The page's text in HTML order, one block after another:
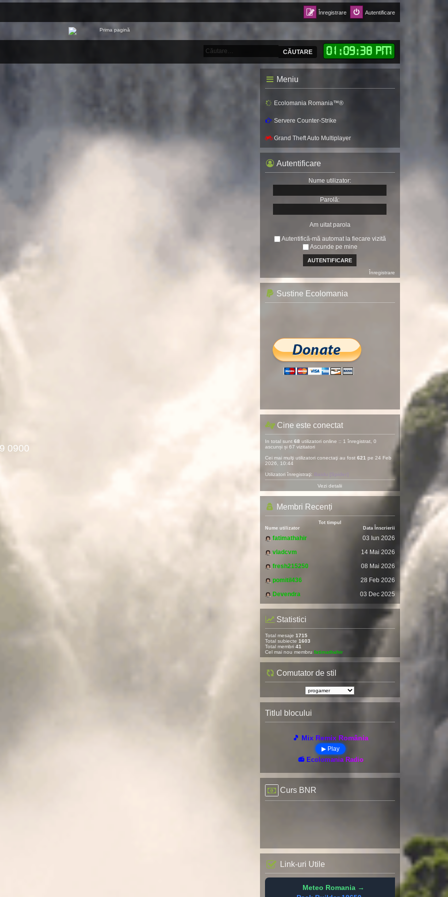
Autentificare
Înregistrare
01 :09:40 PM
CĂUTARE
0900
Meniu
Ecolomania Romania™®
Servere Counter-Strike
Grand Theft Auto Multiplayer
Autentificare
Nume utilizator:
Parolă:
Am uitat parola
Autentifică-mă automat la fiecare vizită
Ascunde pe mine
Înregistrare
Sustine Ecolomania
Cine este conectat
In total sunt 68 utilizatori online :: 1 înregistrat, 0
ascunși și 67 vizitatori
Cei mai mulţi utilizatori conectaţi au fost 621 pe 24 Feb
2026, 10:44
Utilizatori înregistraţi:
Vezi detalii
Membri Recenți
Tot timpul
Nume utilizator
Data Înscrierii
fatimathahir
03 Iun 2026
vladcvm
14 Mai 2026
fresh215250
08 Mai 2026
pomitil436
28 Feb 2026
Devendra
03 Dec 2025
Statistici
Total mesaje 1715
Total subiecte 1603
Total membri 41
Cel mai nou membru fatimathahir
Comutator de stil
Titlul blocului
🎵 Mix Remix România
▶ Play
📻 Ecolomania Radio
Curs BNR
Link-uri Utile
Meteo Romania →